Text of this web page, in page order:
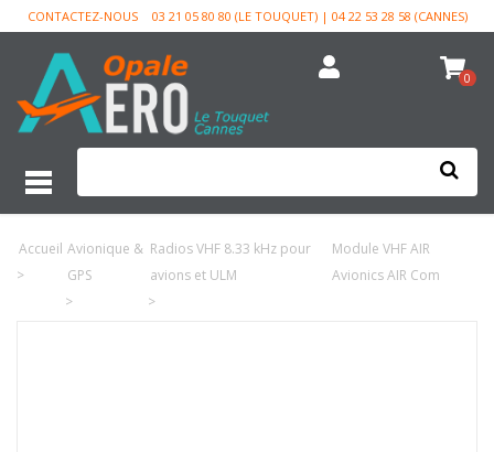
CONTACTEZ-NOUS 03 21 05 80 80 (LE TOUQUET) | 04 22 53 28 58 (CANNES)
0
Accueil
>
Avionique &
GPS
>
Radios VHF 8.33 kHz pour
avions et ULM
>
Module VHF AIR
Avionics AIR Com